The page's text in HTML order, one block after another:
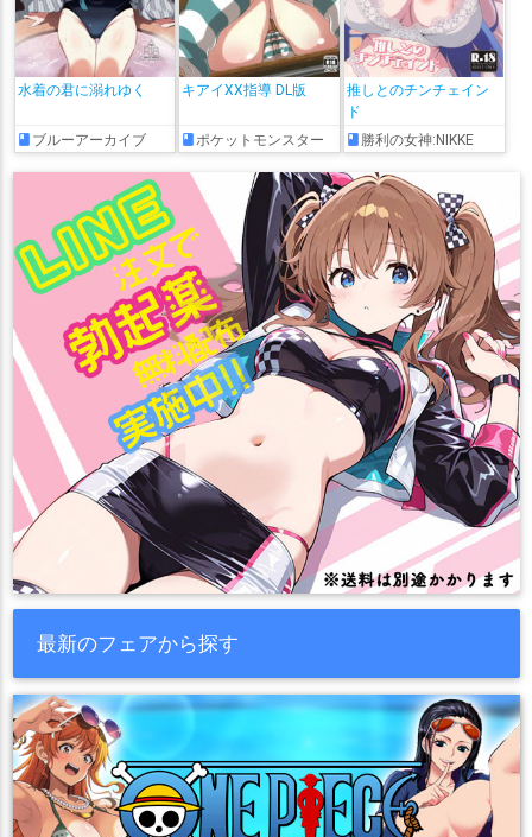
水着の君に溺れゆく
ブルーアーカイブ
キアイXX指導 DL版
ポケットモンスター
推しとのチンチェイン
ド
勝利の女神:NIKKE
最新のフェアから探す